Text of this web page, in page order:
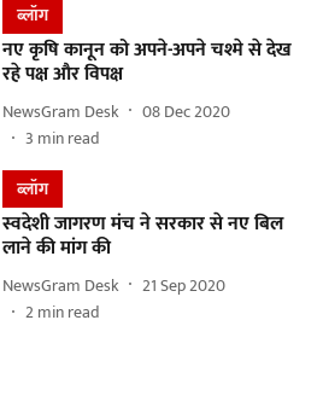
ब्लॉग
नए कृषि कानून को अपने-अपने चश्मे से देख
रहे पक्ष और विपक्ष
NewsGram Desk
08 Dec 2020
3 min read
ब्लॉग
स्वदेशी जागरण मंच ने सरकार से नए बिल
लाने की मांग की
NewsGram Desk
21 Sep 2020
2min read